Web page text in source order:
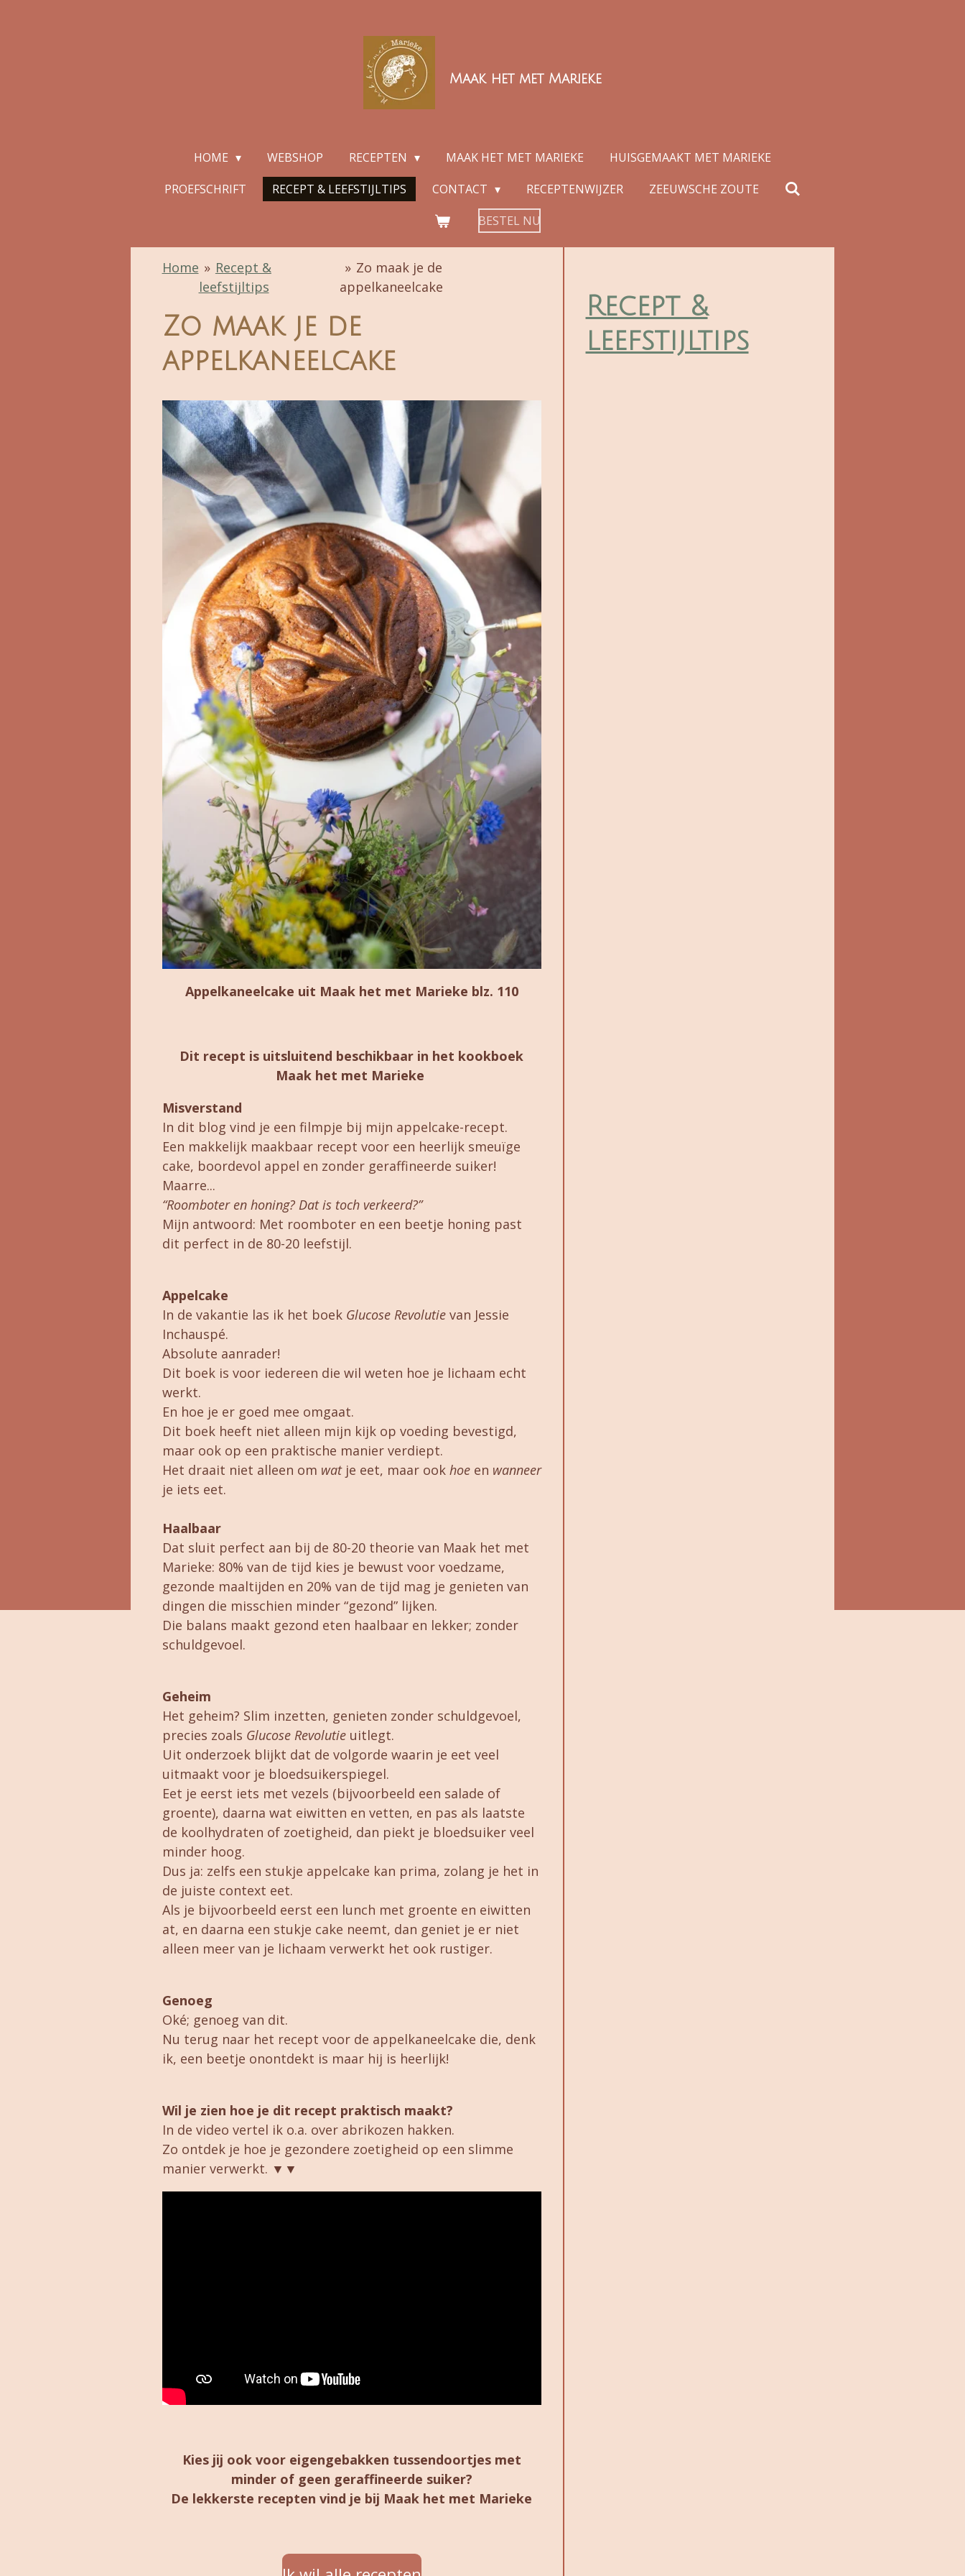
Maak het met Marieke
HOME WEBSHOP RECEPTEN MAAK HET MET MARIEKE
HUISGEMAAKT MET MARIEKE
PROEFSCHRIFT
RECEPT & LEEFSTIJLTIPS CONTACT RECEPTENWIJZER
ZEEUWSCHE ZOUTE
BESTEL NU
Home » Recept &
leefstijltips
» Zo maak je de
appelkaneelcake
Zo maak je de
appelkaneelcake
Appelkaneelcake uit Maak het met Marieke blz. 110
Dit recept is uitsluitend beschikbaar in het kookboek
Maak het met Marieke
Misverstand
In dit blog vind je een filmpje bij mijn appelcake-recept.
Een makkelijk maakbaar recept voor een heerlijk smeuïge
cake, boordevol appel en zonder geraffineerde suiker!
Maarre...
“Roomboter en honing? Dat is toch verkeerd?”
Mijn antwoord: Met roomboter en een beetje honing past
dit perfect in de 80-20 leefstijl.
Appelcake
In de vakantie las ik het boek Glucose Revolutievan Jessie
Inchauspé.
Absolute aanrader!
Dit boek is voor iedereen die wil weten hoe je lichaam echt
werkt.
En hoe je er goed mee omgaat.
Dit boek heeft niet alleen mijn kijk op voeding bevestigd,
maar ook op een praktische manier verdiept.
Het draait niet alleen om watje eet, maar ook hoeen wanneer
je iets eet.
Haalbaar
Dat sluit perfect aan bij de 80-20 theorie van Maak het met
Marieke: 80% van de tijd kies je bewust voor voedzame,
gezonde maaltijden en 20% van de tijd mag je genieten van
dingen die misschien minder “gezond” lijken.
Die balans maakt gezond eten haalbaar en lekker; zonder
schuldgevoel.
Geheim
Het geheim? Slim inzetten, genieten zonder schuldgevoel,
precies zoals Glucose Revolutieuitlegt.
Uit onderzoek blijkt dat de volgorde waarin je eet veel
uitmaakt voor je bloedsuikerspiegel.
Eet je eerst iets met vezels (bijvoorbeeld een salade of
groente), daarna wat eiwitten en vetten, en pas als laatste
de koolhydraten of zoetigheid, dan piekt je bloedsuiker veel
minder hoog.
Dus ja: zelfs een stukje appelcake kan prima, zolang je het in
de juiste context eet.
Als je bijvoorbeeld eerst een lunch met groente en eiwitten
at, en daarna een stukje cake neemt, dan geniet je er niet
alleen meer van je lichaam verwerkt het ook rustiger.
Genoeg
Oké; genoeg van dit.
Nu terug naar het recept voor de appelkaneelcake die, denk
ik, een beetje onontdekt is maar hij is heerlijk!
Wil je zien hoe je dit recept praktisch maakt?
In de video vertel ik o.a. over abrikozen hakken.
Zo ontdek je hoe je gezondere zoetigheid op een slimme
manier verwerkt. ▼▼
Kies jij ook voor eigengebakken tussendoortjes met
minder of geen geraffineerde suiker?
De lekkerste recepten vind je bij Maak het met Marieke
Recept &
leefstijltips